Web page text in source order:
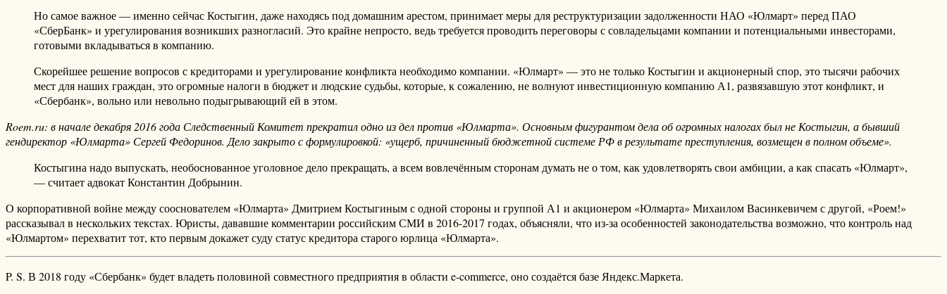
Но самое важное — именно сейчас Костыгин, даже находясь под домашним арестом, принимает меры для реструктуризации задолженности НАО «Юлмарт» перед ПАО
«СберБанк» и урегулирования возникших разногласий. Это крайне непросто, ведь требуется проводить переговоры с совладельцами компании и потенциальными инвесторами,
готовыми вкладываться в компанию.
Скорейшее решение вопросов с кредиторами и урегулирование конфликта необходимо компании. «Юлмарт» — это не только Костыгин и акционерный спор, это тысячи рабочих
мест для наших граждан, это огромные налоги в бюджет и людские судьбы, которые, к сожалению, не волнуют инвестиционную компанию А1, развязавшую этот конфликт, и
«Сбербанк», вольно или невольно подыгрывающий ей в этом.
Roem.ru: в начале декабря 2016 года Следственный Комитет прекратил одно из дел против «Юлмарта». Основным фигурантом дела об огромных налогах был не Костыгин, а бывший
гендиректор «Юлмарта» Сергей Федоринов. Дело закрыто с формулировкой: «ущерб, причиненный бюджетной системе РФ в результате преступления, возмещен в полном объеме».
Костыгина надо выпускать, необоснованное уголовное дело прекращать, а всем вовлечённым сторонам думать не о том, как удовлетворять свои амбиции, а как спасать «Юлмарт»,
— считает адвокат Константин Добрынин.
О корпоративной войне между сооснователем «Юлмарта» Дмитрием Костыгиным с одной стороны и группой А1 и акционером «Юлмарта» Михаилом Васинкевичем с другой, «Роем!»
рассказывал в нескольких текстах. Юристы, дававшие комментарии российским СМИ в 2016-2017 годах, объясняли, что из-за особенностей законодательства возможно, что контроль над
«Юлмартом» перехватит тот, кто первым докажет суду статус кредитора старого юрлица «Юлмарта».
P. S. В 2018 году «Сбербанк» будет владеть половиной совместного предприятия в области e-commerce, оно создаётся базе Яндекс.Маркета.